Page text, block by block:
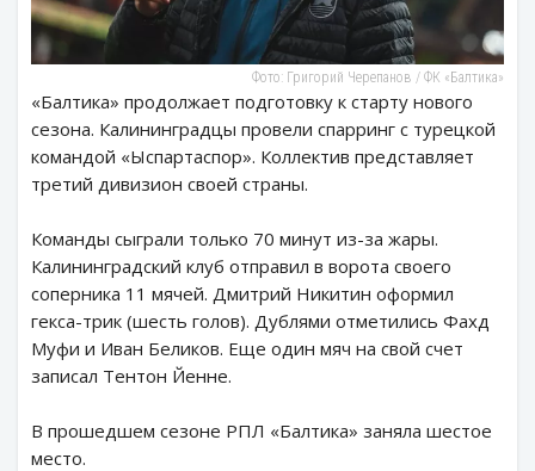
Фото: Григорий Черепанов / ФК «Балтика»
«Балтика» продолжает подготовку к старту нового
сезона. Калининградцы провели спарринг с турецкой
командой «Ыспартаспор». Коллектив представляет
третий дивизион своей страны.
Команды сыграли только 70 минут из-за жары.
Калининградский клуб отправил в ворота своего
соперника 11 мячей. Дмитрий Никитин оформил
гекса-трик (шесть голов). Дублями отметились Фахд
Муфи и Иван Беликов. Еще один мяч на свой счет
записал Тентон Йенне.
В прошедшем сезоне РПЛ «Балтика» заняла шестое
место.